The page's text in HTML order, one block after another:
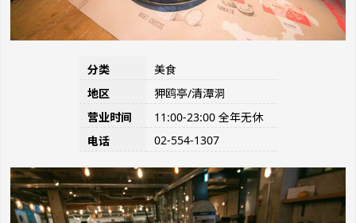
分类
美食
地区
狎鸥亭/清潭洞
营业时间
11:00-23:00 全年无休
电话
02-554-1307